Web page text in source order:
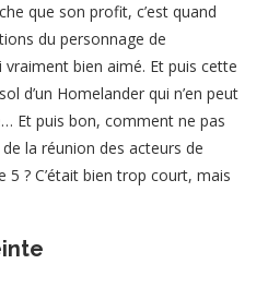
que son profit, c’est quand
du personnage de
vraiment bien aimé. Et puis cette
d’un Homelander qui n’en peut
Et puis bon, comment ne pas
la réunion des acteurs de
5 ? C’était bien trop court, mais